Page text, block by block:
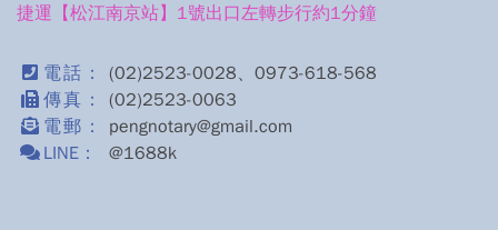
捷運【松江南京站】1號出口左轉步行約1分鐘
電話：
(02)2523-0028、0973-618-568
傳真：
(02)2523-0063
電郵：
pengnotary@gmail.com
LINE：
@1688k